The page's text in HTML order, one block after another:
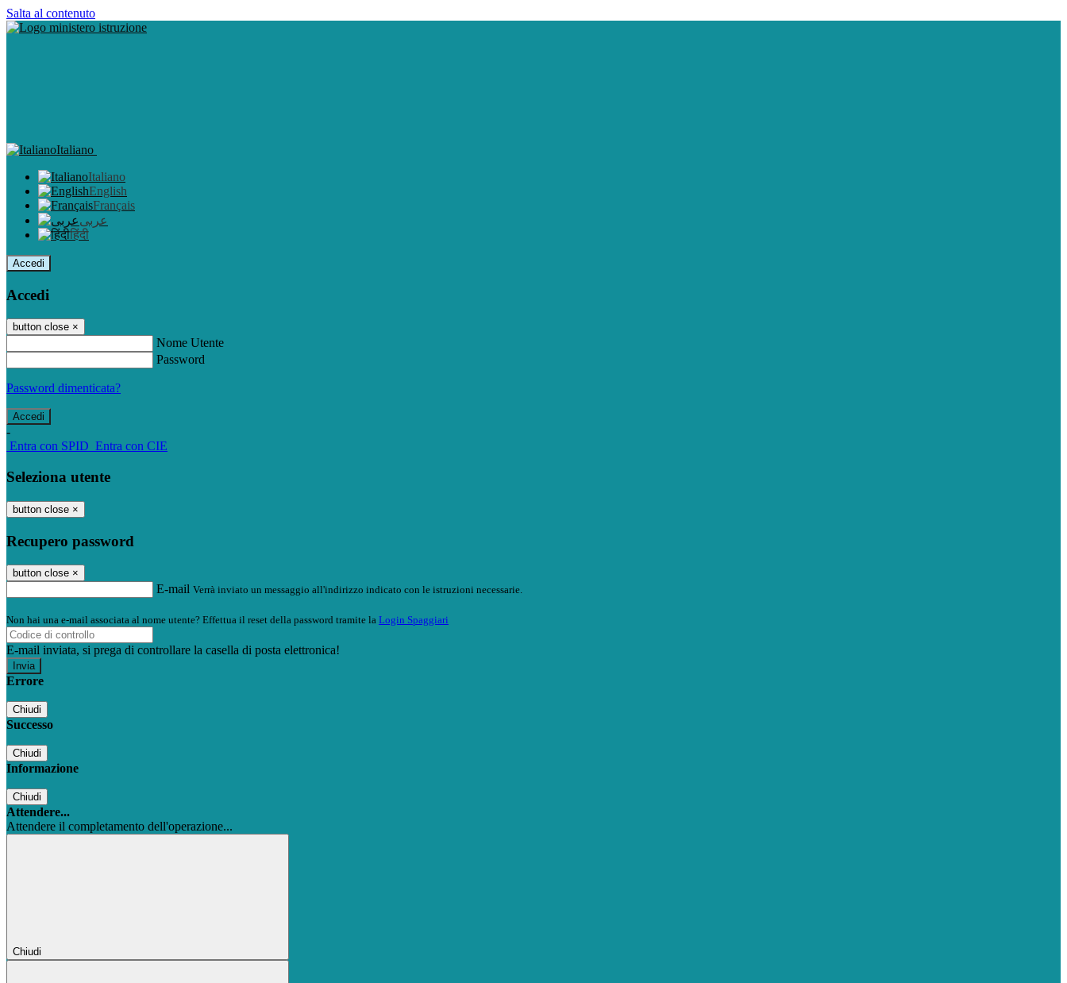
Salta al contenuto
Italiano
Italiano
English
Français
عربى
हिंदी
Accedi
Accedi
button close ×
Nome Utente
Password
Password dimenticata?
-
Entra con SPID Entra con CIE
Seleziona utente
button close ×
Recupero password
button close ×
E-mail Verrà inviato un messaggio all'indirizzo indicato con le istruzioni necessarie.
Non hai una e-mail associata al nome utente? Effettua il reset della password tramite la Login Spaggiari
E-mail inviata, si prega di controllare la casella di posta elettronica!
Errore
Chiudi
Successo
Chiudi
Informazione
Chiudi
Attendere...
Attendere il completamento dell'operazione...
Chiudi